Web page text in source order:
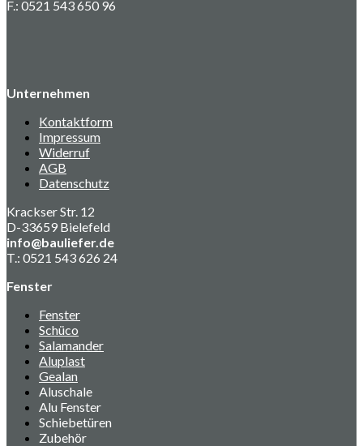
F.: 0521 543 650 96
Unternehmen
Kontaktform
Impressum
Widerruf
AGB
Datenschutz
Krackser Str. 12
D-33659 Bielefeld
info@bauliefer.de
T.: 0521 543 626 24
Fenster
Fenster
Schüco
Salamander
Aluplast
Gealan
Aluschale
Alu Fenster
Schiebetüren
Zubehör